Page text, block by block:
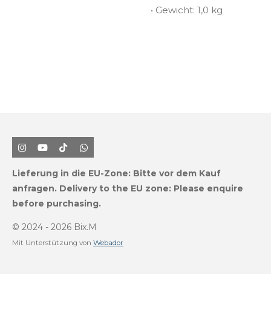
• Gewicht: 1,0 kg
I
n
t
a
r
m
Y
o
T
u
e
T
i
k
T
o
W
h
t
s
p
Lieferung in die EU-Zone: Bitte vor dem Kauf
anfragen. Delivery to the EU zone: Please enquire
before purchasing.
© 2024 - 2026 Bix.M
Mit Unterstützung von Webador